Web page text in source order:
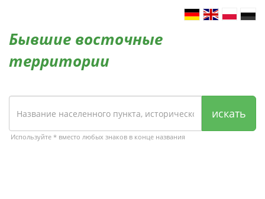
Бывшие восточные
территории
искать
Используйте * вместо любых знаков в конце названия